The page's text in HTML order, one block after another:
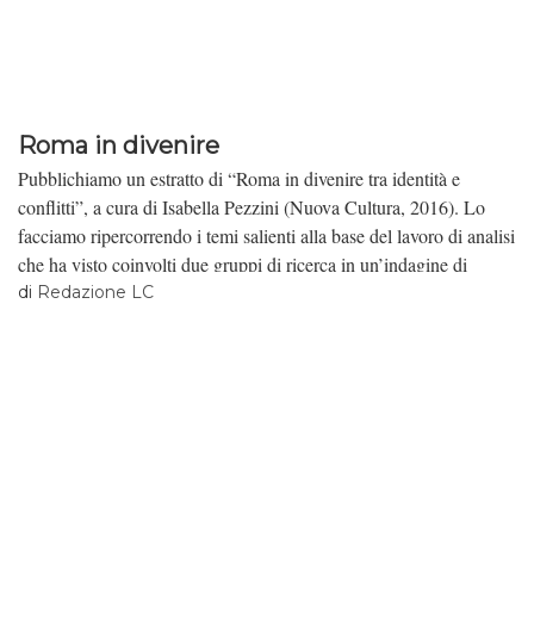
Roma in divenire
Pubblichiamo un estratto di “Roma in divenire tra identità e
conflitti”, a cura di Isabella Pezzini (Nuova Cultura, 2016). Lo
facciamo ripercorrendo i temi salienti alla base del lavoro di analisi
che ha visto coinvolti due gruppi di ricerca in un’indagine di
portata internazionale dedicata a due città in apparenza diverse:
di Redazione LC